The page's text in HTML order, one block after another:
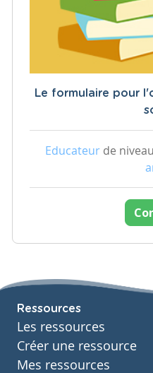
Le formulaire pour
Educateur de niveau
Ressources
Les ressources
Créer une ressource
Mes ressources